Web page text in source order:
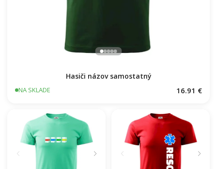
Hasiči názov samostatný
NA SKLADE 16.91 €